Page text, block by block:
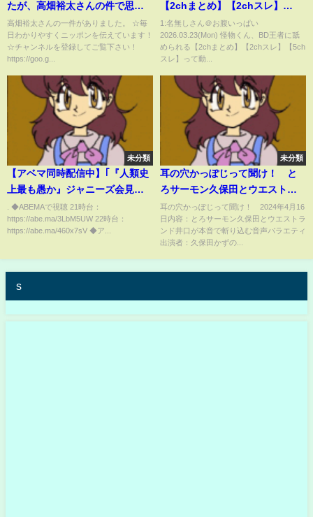
たが、高畑裕太さんの件で思う
こと
高畑裕太さんの一件がありました。 ☆毎
日わかりやすくニッポンを伝えています！
☆チャンネルを登録してご覧下さい！
https://goo.g...
【2chまとめ】【2chスレ】
【5chスレ】
1:名無しさん＠お腹いっぱい
2026.03.23(Mon) 怪物くん、BD王者に舐
められる【2chまとめ】【2chスレ】【5ch
スレ】って動...
未分類
【アベマ同時配信中】｢『人類史
上最も愚か』ジャニーズ会見ど
う読み解く？｣ 9/7(木)よる9時｜
アベプラ
. ◆ABEMAで視聴 21時台：
https://abe.ma/3LbM5UW 22時台：
https://abe.ma/460x7sV ◆ア...
未分類
耳の穴かっぽじって聞け！ と
ろサーモン久保田とウエストラ
ンド井口の音声バラエティ 4月
16日
耳の穴かっぽじって聞け！ 2024年4月16
日内容：とろサーモン久保田とウエストラ
ンド井口が本音で斬り込む音声バラエティ
出演者：久保田かずの...
s